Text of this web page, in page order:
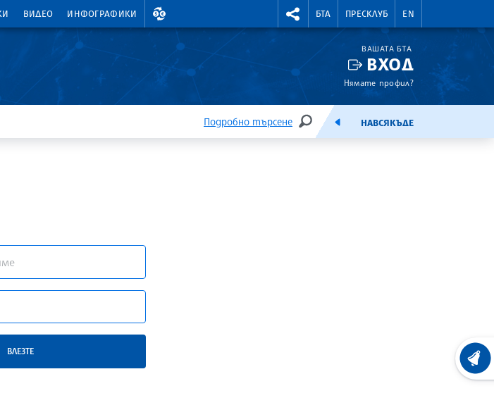
ВИДЕО ИНФОГРАФИКИ
ВАЛУТНИ КУРСОВЕ RIGHTMENU.SOCIAL
БТА ПРЕСКЛУБ EN
ВАШАТА БТА
ВХОД
Нямате профил?
Подробно търсене
ТЪРСЕНЕЕМИСИЯНАВСЯКЪДЕ
ВЛЕЗТЕ